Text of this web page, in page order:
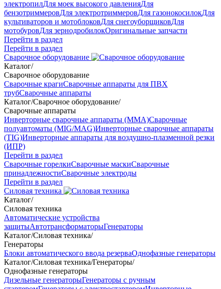
электропилДля моек высокого давленияДля
бензотриммеровДля электротриммеровДля газонокосилокДля
культиваторов и мотоблоковДля снегоуборщиковДля
мотобуровДля зернодробилокОригинальные запчасти
Перейти в раздел
Перейти в раздел
Сварочное оборудование
Каталог/
Сварочное оборудование
Сварочные крагиСварочные аппараты для ПВХ
трубСварочные аппараты
Каталог/Сварочное оборудование/
Сварочные аппараты
Инверторные сварочные аппараты (ММА)Сварочные
полуавтоматы (MIG/MAG)Инверторные сварочные аппараты
(TIG)Инверторные аппараты для воздушно-плазменной резки
(ИПР)
Перейти в раздел
Сварочные горелкиСварочные маскиСварочные
принадлежностиСварочные электроды
Перейти в раздел
Силовая техника
Каталог/
Силовая техника
Автоматические устройства
защитыАвтотрансформаторыГенераторы
Каталог/Силовая техника/
Генераторы
Блоки автоматического ввода резерваОднофазные генераторы
Каталог/Силовая техника/Генераторы/
Однофазные генераторы
Дизельные генераторыГенераторы с ручным